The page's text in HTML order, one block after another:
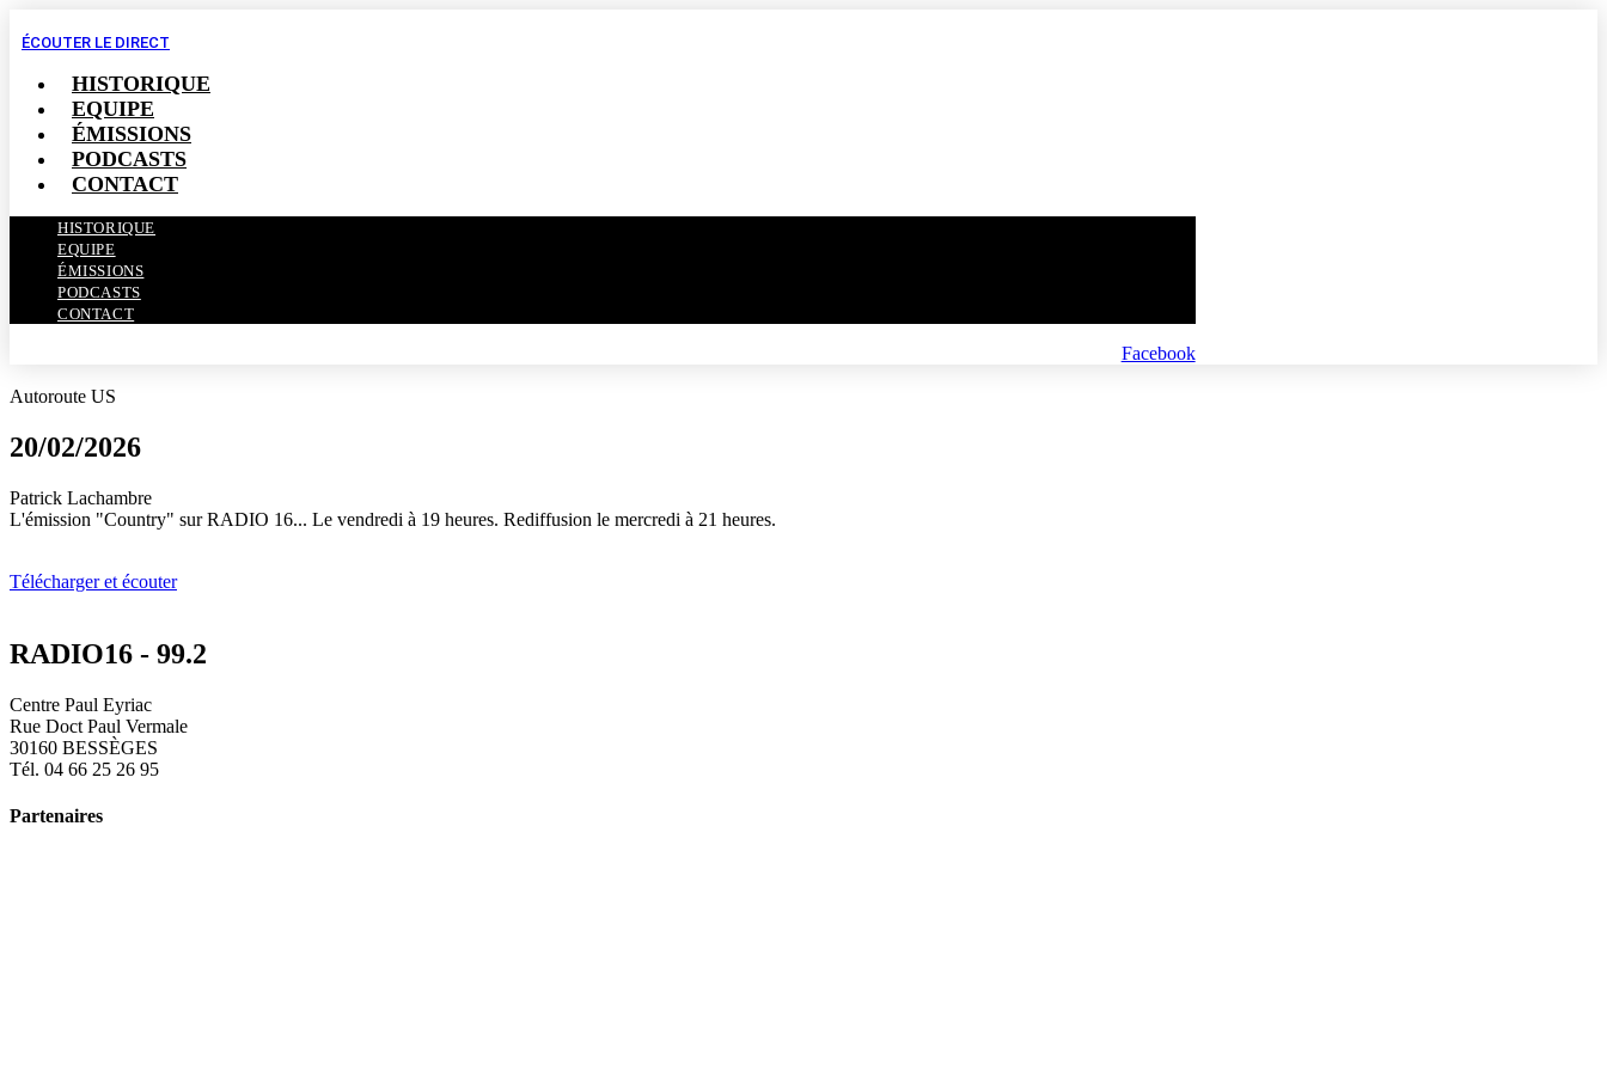
ÉCOUTER LE DIRECT
HISTORIQUE
EQUIPE
ÉMISSIONS
PODCASTS
CONTACT
HISTORIQUE
EQUIPE
ÉMISSIONS
PODCASTS
CONTACT
Facebook
Autoroute US
20/02/2026
Patrick Lachambre
L'émission "Country" sur RADIO 16... Le vendredi à 19 heures. Rediffusion le mercredi à 21 heures.
Télécharger et écouter
RADIO16 - 99.2
Centre Paul Eyriac
Rue Doct Paul Vermale
30160 BESSÈGES
Tél. 04 66 25 26 95
Partenaires